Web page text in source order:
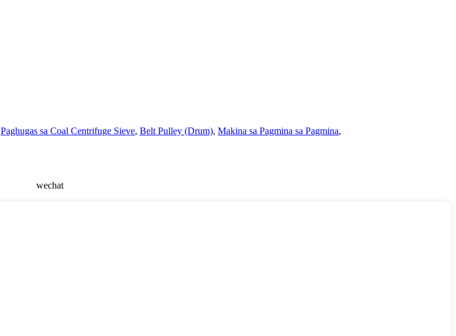
Paghugas sa Coal Centrifuge Sieve, Belt Pulley (Drum), Makina sa Pagmina sa Pagmina,
wechat